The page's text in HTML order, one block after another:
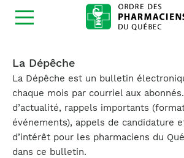
Ouvrir
la
La Dépêche
La Dépêche est un bulletin
chaque mois par courriel aux
d’actualité, rappels importants
événements), appels de candidature
d’intérêt pour les pharmaciens du
dans ce bulletin.